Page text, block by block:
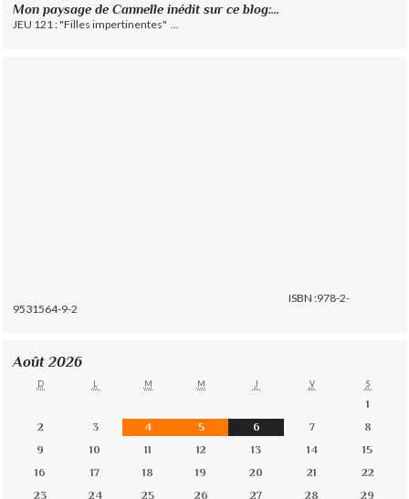
Mon paysage de Cannelle inédit sur ce blog:...
JEU 121 : "Filles impertinentes" ...
ISBN :978-2-
9531564-9-2
Août 2026
D L M M J V S
1
2
3 4 5 6 7
8
9
10 11 12 13 14
15
16
17 18 19 20 21
22
23
24 25 26 27 28
29